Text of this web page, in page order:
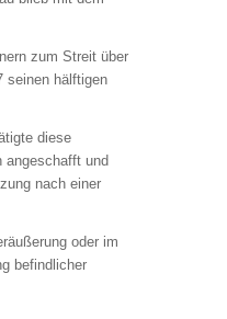
zum Streit über
seinen hälftigen
diese
angeschafft und
nach einer
oder im
befindlicher